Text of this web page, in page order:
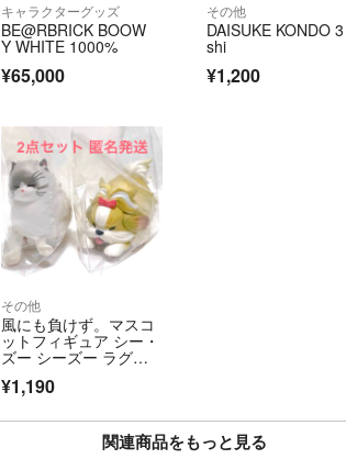
キャラクターグッズ
BE@RBRICK BOOW
Y WHITE 1000%
¥65,000
その他
DAISUKE KONDO
shi
¥1,200
その他
風にも負けず。マスコ
ットフィギュア シー・
ズー シーズー ラグド
¥1,190
関連商品をもっと見る